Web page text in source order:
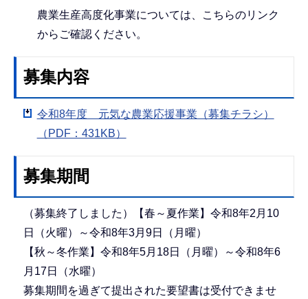
農業生産高度化事業については、こちらのリンク
からご確認ください。
募集内容
令和8年度 元気な農業応援事業（募集チラシ）
（PDF：431KB）
募集期間
（募集終了しました）【春～夏作業】令和8年2月10
日（火曜）～令和8年3月9日（月曜）
【秋～冬作業】令和8年5月18日（月曜）～令和8年6
月17日（水曜）
募集期間を過ぎて提出された要望書は受付できませ